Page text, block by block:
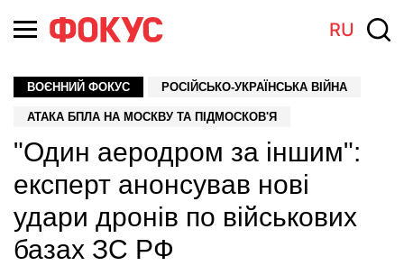
RU
ВОЄННИЙ ФОКУС РОСІЙСЬКО-УКРАЇНСЬКА ВІЙНА
АТАКА БПЛА НА МОСКВУ ТА ПІДМОСКОВ'Я
"Один аеродром за іншим":
експерт анонсував нові
удари дронів по військових
базах ЗС РФ